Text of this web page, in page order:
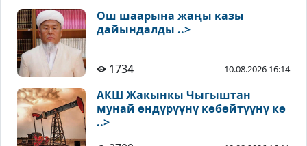
Ош шаарына жаңы казы
дайындалды ..>
1734 10.08.2026 16:14
АКШ Жакынкы Чыгыштан
мунай өндүрүүнү көбөйтүүнү кө
..>